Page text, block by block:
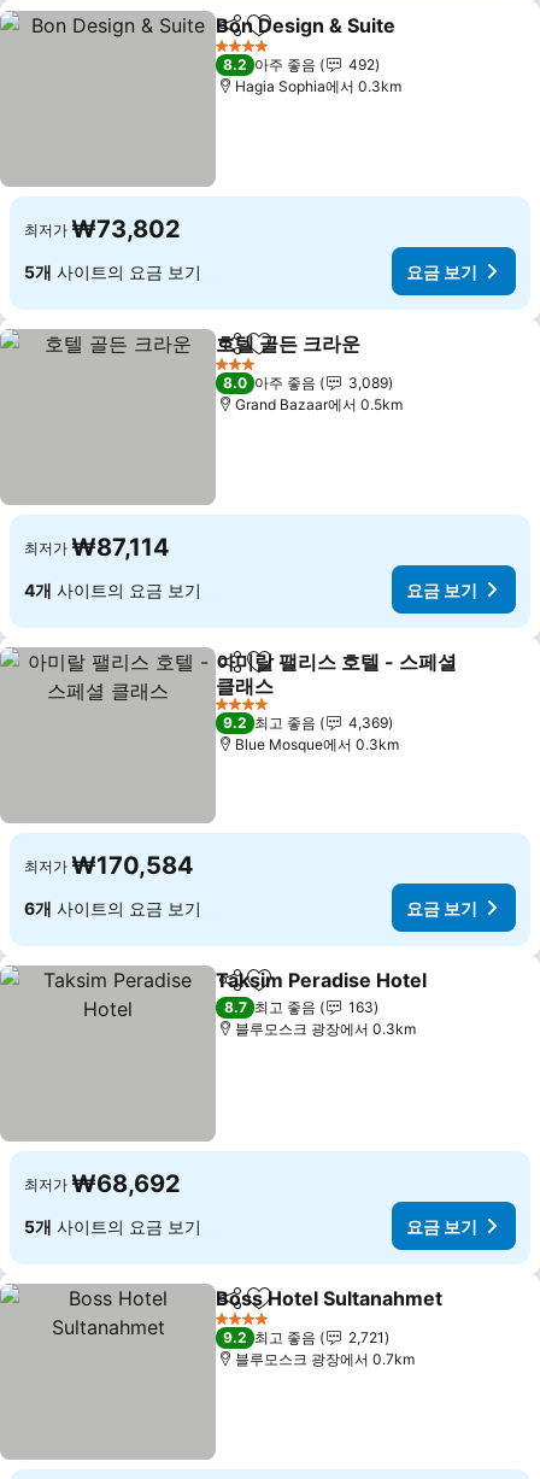
공유 즐겨찾기에 추가
Bon Design & Suite
4 성급
8.2 아주 좋음
492
Hagia Sophia에서 0.3km
최저가 ₩73,802
5개 사이트의 요금 보기 요금 보기
공유 즐겨찾기에 추가
호텔 골든 크라운
3 성급
8.0 아주 좋음
3,089
Grand Bazaar에서 0.5km
최저가 ₩87,114
4개 사이트의 요금 보기 요금 보기
공유 즐겨찾기에 추가
아미랄 팰리스 호텔 - 스페셜
클래스
4 성급
9.2 최고 좋음
4,369
Blue Mosque에서 0.3km
최저가 ₩170,584
6개 사이트의 요금 보기 요금 보기
공유 즐겨찾기에 추가
Taksim Peradise Hotel
8.7 최고 좋음
163
블루모스크 광장에서 0.3km
최저가 ₩68,692
5개 사이트의 요금 보기 요금 보기
공유 즐겨찾기에 추가
Boss Hotel Sultanahmet
4 성급
9.2 최고 좋음
2,721
블루모스크 광장에서 0.7km